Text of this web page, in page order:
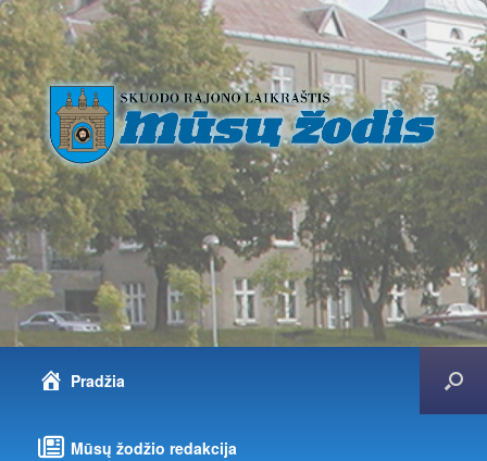
Pradžia
Mūsų žodžio redakcija